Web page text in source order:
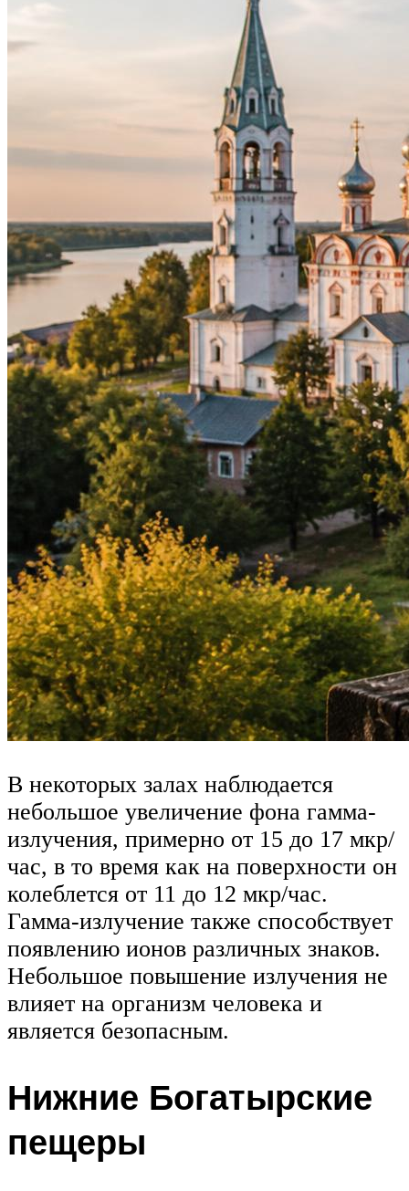
В некоторых залах наблюдается
небольшое увеличение фона гамма-
излучения, примерно от 15 до 17 мкр/
час, в то время как на поверхности он
колеблется от 11 до 12 мкр/час.
Гамма-излучение также способствует
появлению ионов различных знаков.
Небольшое повышение излучения не
влияет на организм человека и
является безопасным.
Нижние Богатырские
пещеры